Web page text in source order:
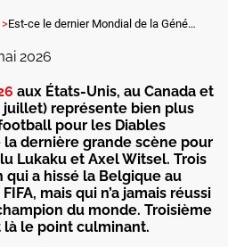
Est-ce le dernier Mondial de la Génération Dorée ? Tout sur les Diables Rouges à la CDM 2026
2026
aux États-Unis, au Canada et
juillet) représente bien plus
pour les Diables
la dernière grande scène pour
Lukaku et Axel Witsel. Trois
qui a hissé la Belgique au
mais qui n’a jamais réussi
du monde. Troisième
là le point culminant.